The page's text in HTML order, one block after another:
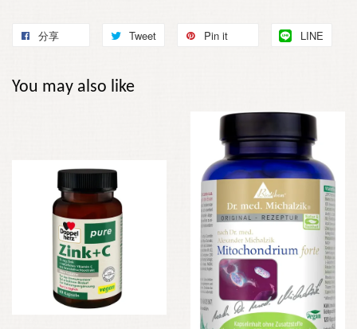
分享 Tweet Pin it LINE
You may also like